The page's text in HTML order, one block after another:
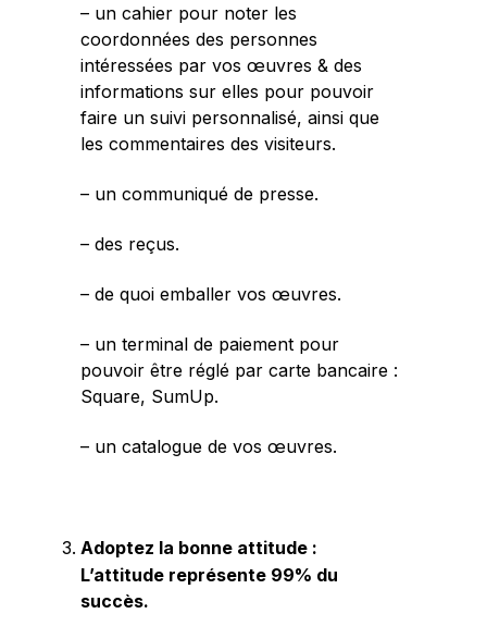
– un cahier pour noter les
coordonnées des personnes
intéressées par vos œuvres & des
informations sur elles pour pouvoir
faire un suivi personnalisé, ainsi que
les commentaires des visiteurs.
– un communiqué de presse.
– des reçus.
– de quoi emballer vos œuvres.
– un terminal de paiement pour
pouvoir être réglé par carte bancaire :
Square, SumUp.
– un catalogue de vos œuvres.
Adoptez la bonne attitude :
L’attitude représente 99% du
succès.